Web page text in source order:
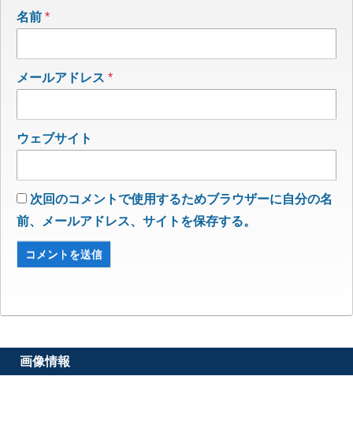
名前 *
メールアドレス *
ウェブサイト
次回のコメントで使用するためブラウザーに自分の名
前、メールアドレス、サイトを保存する。
画像情報